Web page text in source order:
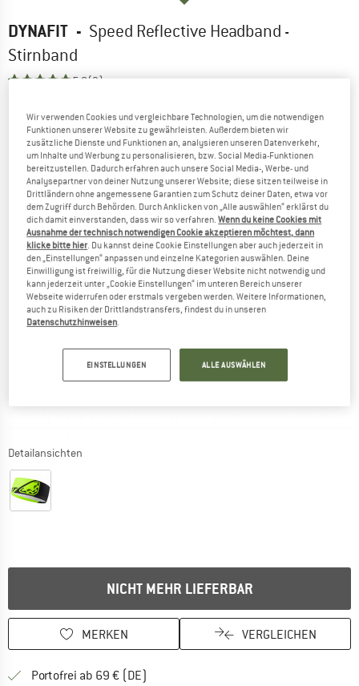
DYNAFIT - Speed Reflective Headband -
Stirnband
5,0(3)
Detailansichten
NICHT MEHR LIEFERBAR
MERKEN VERGLEICHEN
Portofrei ab 69 € (DE)
Wir verwenden Cookies und vergleichbare Technologien, um die notwendigen
Funktionen unserer Website zu gewährleisten. Außerdem bieten wir
zusätzliche Dienste und Funktionen an, analysieren unseren Datenverkehr,
um Inhalte und Werbung zu personalisieren, bzw. Social Media-Funktionen
bereitzustellen. Dadurch erfahren auch unsere Social Media-, Werbe- und
Analysepartner von deiner Nutzung unserer Website; diese sitzen teilweise in
Drittländern ohne angemessene Garantien zum Schutz deiner Daten, etwa vor
dem Zugriff durch Behörden. Durch Anklicken von „Alle auswählen“ erklärst du
dich damit einverstanden, dass wir so verfahren.Wenn du keine Cookies mit
Ausnahme der technisch notwendigen Cookie akzeptieren möchtest, dann
klicke bitte hier. Du kannst deine Cookie Einstellungen aber auch jederzeit in
den „Einstellungen“ anpassen und einzelne Kategorien auswählen. Deine
Einwilligung ist freiwillig, für die Nutzung dieser Website nicht notwendig und
kann jederzeit unter „Cookie Einstellungen“ im unteren Bereich unserer
Webseite widerrufen oder erstmals vergeben werden. Weitere Informationen,
auch zu Risiken der Drittlandstransfers, findest du in unseren
Datenschutzhinweisen.
EINSTELLUNGEN ALLE AUSWÄHLEN